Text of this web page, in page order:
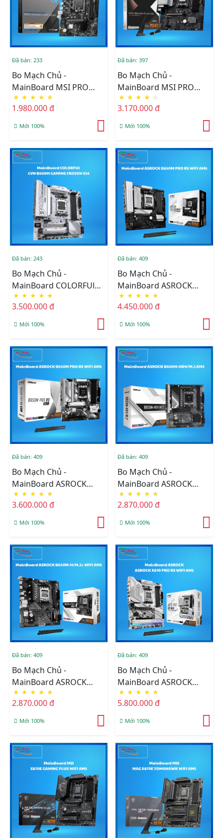
Đã bán: 233
Bo Mạch Chủ -
MainBoard MSI PRO
H610M-S WIFI DDR4
★ ★ ★ ★ ★
1.980.000 đ
Mới 100%
Đã bán: 397
Bo Mạch Chủ -
MainBoard MSI PRO
B840M-P WIFI6E AM5
DDR5
★ ★ ★ ★ ☆
3.170.000 đ
Mới 100%
Đã bán: 243
Bo Mạch Chủ -
MainBoard COLORFUl
CVN B650M GAMING
FROZEN V14 AM5 DDR5
★ ★ ★ ★ ★
3.500.000 đ
Mới 100%
Đã bán: 409
Bo Mạch Chủ -
MainBoard ASROCK
B850M PRO RS WIFI AM5
★ ★ ★ ★ ★
4.450.000 đ
Mới 100%
Đã bán: 409
Bo Mạch Chủ -
MainBoard ASROCK
B650M PRO RS WIFI AM5
★ ★ ★ ★ ★
3.600.000 đ
Mới 100%
Đã bán: 409
Bo Mạch Chủ -
MainBoard ASROCK
B650M-HDV/M.2 AM5
★ ★ ★ ★ ★
2.870.000 đ
Mới 100%
Đã bán: 409
Bo Mạch Chủ -
MainBoard ASROCK
B650M-H/M.2+ WIFI AM5
★ ★ ★ ★ ★
2.870.000 đ
Mới 100%
Đã bán: 409
Bo Mạch Chủ -
MainBoard ASROCK
X870 PRO RS WIFI AM5
★ ★ ★ ★ ★
5.800.000 đ
Mới 100%